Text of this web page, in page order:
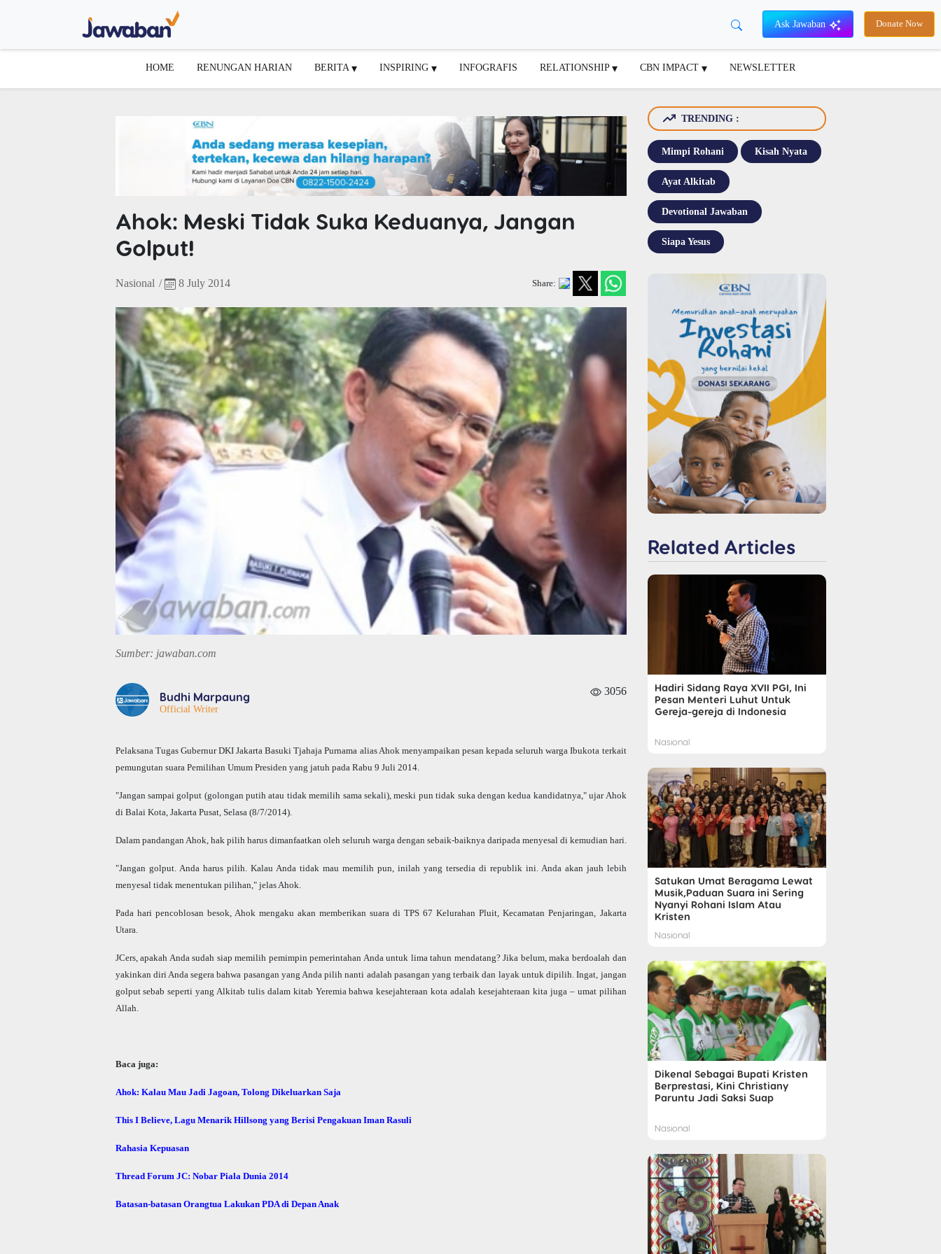
Ask Jawaban Donate Now
HOME RENUNGAN HARIAN BERITA INSPIRING INFOGRAFIS RELATIONSHIP CBN IMPACT NEWSLETTER
Ahok: Meski Tidak Suka Keduanya, Jangan
Golput!
Nasional / 8 July 2014 Share:
Sumber: jawaban.com
Budhi Marpaung
Official Writer
3056
Pelaksana Tugas Gubernur DKI Jakarta Basuki Tjahaja Purnama alias Ahok menyampaikan pesan kepada seluruh warga Ibukota terkait
pemungutan suara Pemilihan Umum Presiden yang jatuh pada Rabu 9 Juli 2014.
"Jangan sampai golput (golongan putih atau tidak memilih sama sekali), meski pun tidak suka dengan kedua kandidatnya," ujar Ahok
di Balai Kota, Jakarta Pusat, Selasa (8/7/2014).
Dalam pandangan Ahok, hak pilih harus dimanfaatkan oleh seluruh warga dengan sebaik-baiknya daripada menyesal di kemudian hari.
"Jangan golput. Anda harus pilih. Kalau Anda tidak mau memilih pun, inilah yang tersedia di republik ini. Anda akan jauh lebih
menyesal tidak menentukan pilihan," jelas Ahok.
Pada hari pencoblosan besok, Ahok mengaku akan memberikan suara di TPS 67 Kelurahan Pluit, Kecamatan Penjaringan, Jakarta
Utara.
JCers, apakah Anda sudah siap memilih pemimpin pemerintahan Anda untuk lima tahun mendatang? Jika belum, maka berdoalah dan
yakinkan diri Anda segera bahwa pasangan yang Anda pilih nanti adalah pasangan yang terbaik dan layak untuk dipilih. Ingat, jangan
golput sebab seperti yang Alkitab tulis dalam kitab Yeremia bahwa kesejahteraan kota adalah kesejahteraan kita juga – umat pilihan
Allah.
Baca juga:
Ahok: Kalau Mau Jadi Jagoan, Tolong Dikeluarkan Saja
This I Believe, Lagu Menarik Hillsong yang Berisi Pengakuan Iman Rasuli
Rahasia Kepuasan
Thread Forum JC: Nobar Piala Dunia 2014
Batasan-batasan Orangtua Lakukan PDA di Depan Anak
TRENDING :
Mimpi Rohani Kisah Nyata
Ayat Alkitab
Devotional Jawaban
Siapa Yesus
Related Articles
Hadiri Sidang Raya XVII PGI, Ini
Pesan Menteri Luhut Untuk
Gereja-gereja di Indonesia
Nasional
Satukan Umat Beragama Lewat
Musik,Paduan Suara ini Sering
Nyanyi Rohani Islam Atau
Kristen
Nasional
Dikenal Sebagai Bupati Kristen
Berprestasi, Kini Christiany
Paruntu Jadi Saksi Suap
Nasional